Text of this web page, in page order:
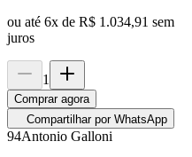
ou até 6x de R$ 1.034,91 sem
juros
1
Comprar agora
Compartilhar por WhatsApp
94Antonio Galloni